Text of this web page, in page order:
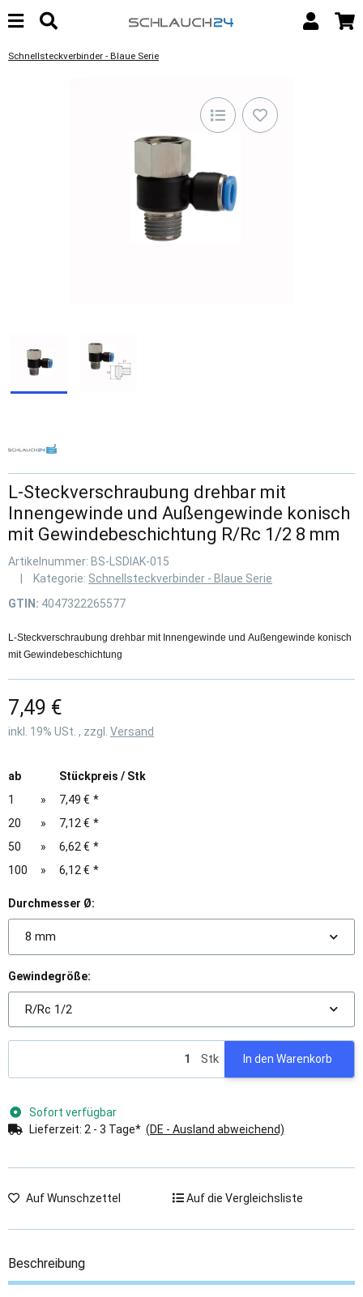
Schnellsteckverbinder - Blaue Serie
L-Steckverschraubung drehbar mit
Innengewinde und Außengewinde konisch
mit Gewindebeschichtung R/Rc 1/2 8 mm
Artikelnummer: BS-LSDIAK-015
Kategorie: Schnellsteckverbinder - Blaue Serie
GTIN: 4047322265577
L-Steckverschraubung drehbar mit Innengewinde und Außengewinde konisch
mit Gewindebeschichtung
7,49 €
inkl. 19% USt. , zzgl. Versand
ab
Stückpreis / Stk
1
» 7,49 € *
20
» 7,12 € *
50
» 6,62 € *
100
» 6,12 € *
Durchmesser Ø:
8 mm
Gewindegröße:
R/Rc 1/2
Stk In den Warenkorb
Sofort verfügbar
Lieferzeit: 2 - 3 Tage* (DE - Ausland abweichend)
Auf Wunschzettel Auf die Vergleichsliste
Beschreibung